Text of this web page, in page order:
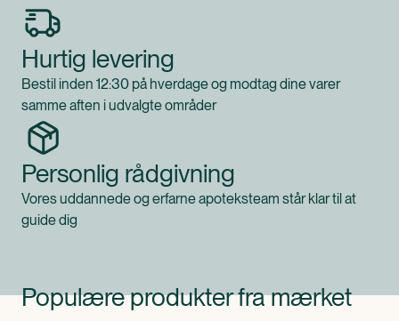
Hurtig levering
Bestil inden 12:30 på hverdage og modtag dine varer
samme aften i udvalgte områder
Personlig rådgivning
Vores uddannede og erfarne apoteksteam står klar til at
guide dig
Populære produkter fra mærket